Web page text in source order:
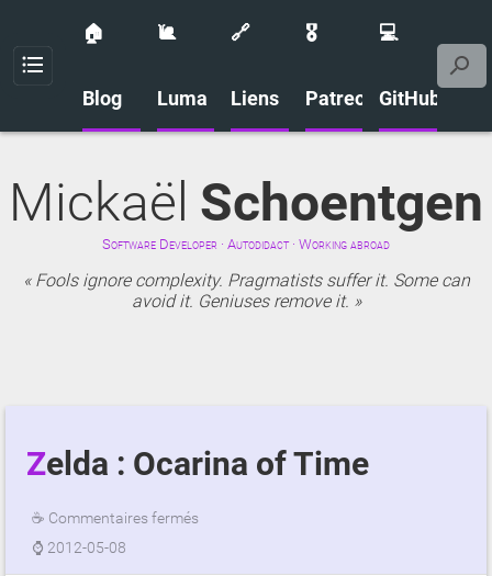
Menu
🏠
Blog
🐌
Luma
🔗
Liens
🎖️
Patreon
💻
GitHub
Mickaël Schoentgen
Software Developer · Autodidact · Working abroad
Fools ignore complexity. Pragmatists suffer it. Some can
avoid it. Geniuses remove it.
Zelda : Ocarina of Time
☕ Commentaires fermés
⌚ 2012-05-08